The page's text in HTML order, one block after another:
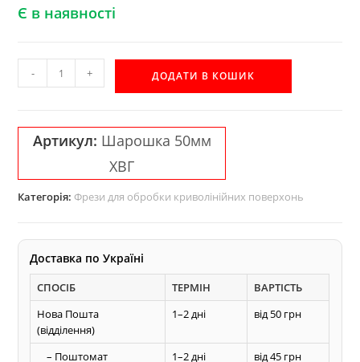
Є в наявності
Шейперна
шарошка
50мм
ХВГ
- + ДОДАТИ В КОШИК
Артикул: Шарошка 50мм
ХВГ
Категорія:Фрези для обробки криволінійних поверхонь
Доставка по Україні
СПОСІБ ТЕРМІН
ВАРТІСТЬ
Нова Пошта
(відділення)
1–2 дні від 50 грн
– Поштомат 1–2 дні
від 45 грн